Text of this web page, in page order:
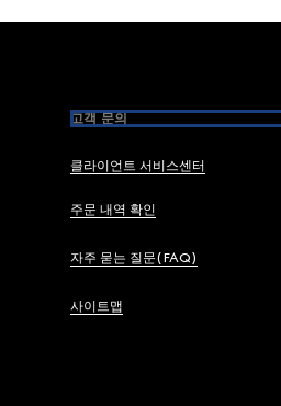
고객 문의
클라이언트 서비스센터
주문 내역 확인
자주 묻는 질문(FAQ)
사이트맵